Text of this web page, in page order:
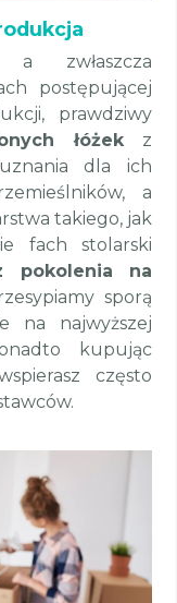
zwłaszcza
postępującej
prawdziwy
łóżekz
dla ich
a
takiego, jak
fach stolarski
pokolenia na
sporą
na najwyższej
kupując
często